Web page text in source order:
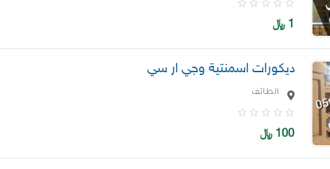
1 ﷼
ديكورات اسمنتية وجي ار سي
الطائف
100 ﷼